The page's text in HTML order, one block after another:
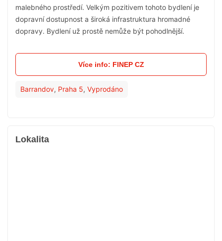
malebného prostředí. Velkým pozitivem tohoto bydlení je
dopravní dostupnost a široká infrastruktura hromadné
dopravy. Bydlení už prostě nemůže být pohodlnější.
Více info: FINEP CZ
Barrandov, Praha 5, Vyprodáno
Lokalita